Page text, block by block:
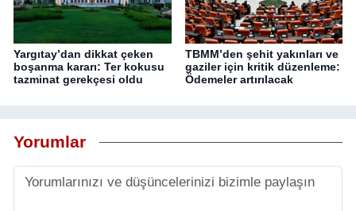
Yargıtay’dan dikkat çeken
boşanma kararı: Ter kokusu
tazminat gerekçesi oldu
TBMM’den şehit yakınları ve
gaziler için kritik düzenleme:
Ödemeler artırılacak
Yorumlar